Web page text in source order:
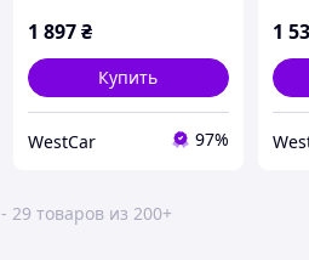
1 897₴
Купить
WestCar 97%
1
29 товаров из 200+